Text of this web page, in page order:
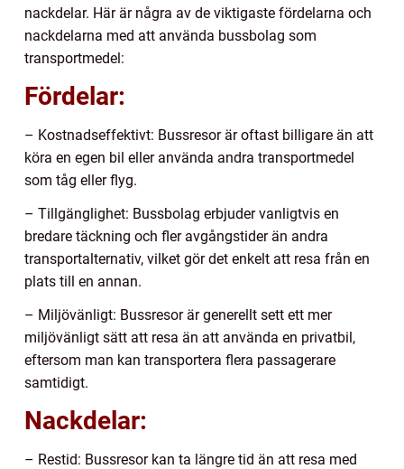
nackdelar. Här är några av de viktigaste fördelarna och
nackdelarna med att använda bussbolag som
transportmedel:
Fördelar:
– Kostnadseffektivt: Bussresor är oftast billigare än att
köra en egen bil eller använda andra transportmedel
som tåg eller flyg.
– Tillgänglighet: Bussbolag erbjuder vanligtvis en
bredare täckning och fler avgångstider än andra
transportalternativ, vilket gör det enkelt att resa från en
plats till en annan.
– Miljövänligt: Bussresor är generellt sett ett mer
miljövänligt sätt att resa än att använda en privatbil,
eftersom man kan transportera flera passagerare
samtidigt.
Nackdelar:
– Restid: Bussresor kan ta längre tid än att resa med